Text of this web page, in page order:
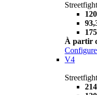
À partir
V4